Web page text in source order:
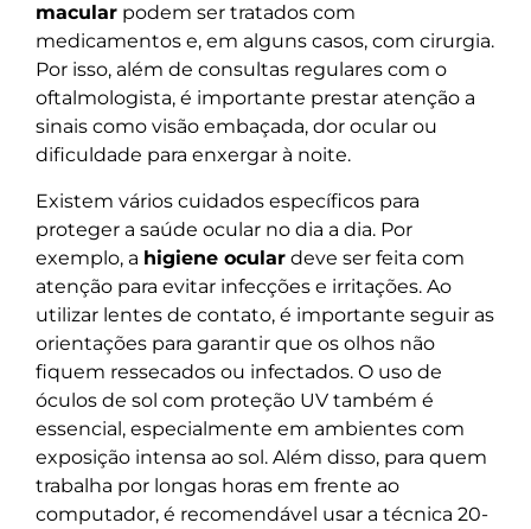
macular podem ser tratados com
medicamentos e, em alguns casos, com cirurgia.
Por isso, além de consultas regulares com o
oftalmologista, é importante prestar atenção a
sinais como visão embaçada, dor ocular ou
dificuldade para enxergar à noite.
Existem vários cuidados específicos para
proteger a saúde ocular no dia a dia. Por
exemplo, a higiene ocular deve ser feita com
atenção para evitar infecções e irritações. Ao
utilizar lentes de contato, é importante seguir as
orientações para garantir que os olhos não
fiquem ressecados ou infectados. O uso de
óculos de sol com proteção UV também é
essencial, especialmente em ambientes com
exposição intensa ao sol. Além disso, para quem
trabalha por longas horas em frente ao
computador, é recomendável usar a técnica 20-